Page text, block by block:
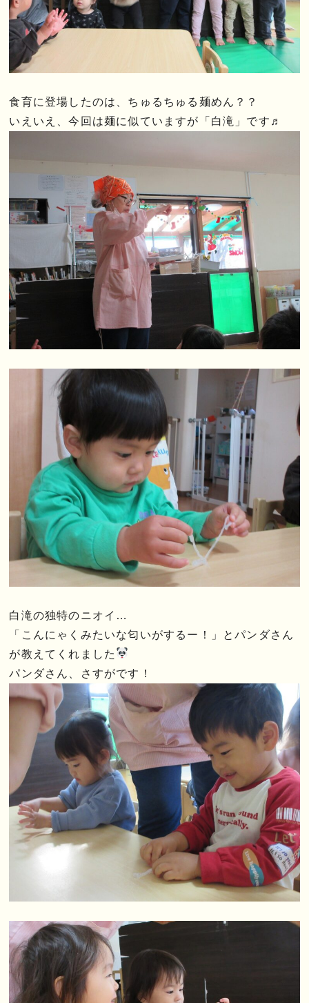
食育に登場したのは、ちゅるちゅる麺めん？？
いえいえ、今回は麺に似ていますが「白滝」です♬
白滝の独特のニオイ…
「こんにゃくみたいな匂いがするー！」とパンダさん
が教えてくれました
パンダさん、さすがです！